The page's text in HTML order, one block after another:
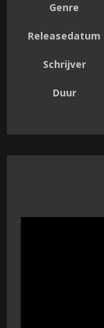
Genre
Releasedatum
Schrijver
Duur